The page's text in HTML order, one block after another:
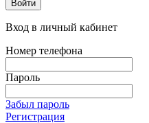
Войти
Вход в личный кабинет
Номер телефона
Пароль
Забыл пароль
Регистрация